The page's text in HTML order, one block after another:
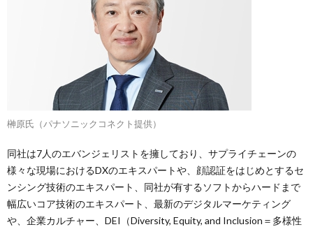
榊原氏（パナソニックコネクト提供）
同社は7人のエバンジェリストを擁しており、サプライチェーンの
様々な現場におけるDXのエキスパートや、顔認証をはじめとするセ
ンシング技術のエキスパート、同社が有するソフトからハードまで
幅広いコア技術のエキスパート、最新のデジタルマーケティング
や、企業カルチャー、DEI（Diversity, Equity, and Inclusion＝多様性